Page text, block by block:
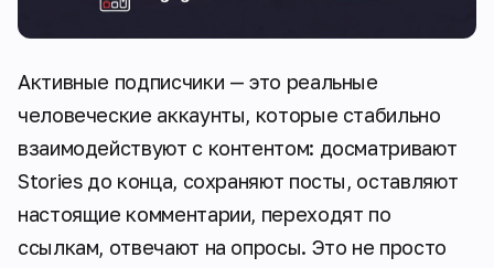
Активные подписчики — это реальные
человеческие аккаунты, которые стабильно
взаимодействуют с контентом: досматривают
Stories до конца, сохраняют посты, оставляют
настоящие комментарии, переходят по
ссылкам, отвечают на опросы. Это не просто